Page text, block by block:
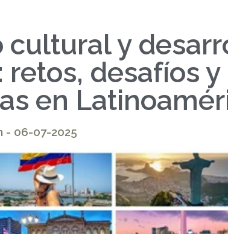
cultural y
desafíos y
en
- 06-07-2025